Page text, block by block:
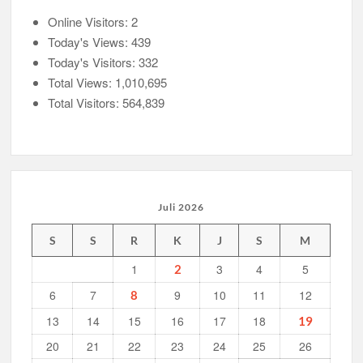
Pramuka yang Lebih Inovatif dan Progresif
Peringanti Momentum Hardiknas, Kwarran Sedati Gelar
Rapat Kerja
Perjuangan
Pramuka
SMK
NU
Sidoarjo
Online Visitors:2
Today's Views:439
Today's Visitors:332
Total Views: 1,010,695
Total Visitors:564,839
Juli 2026
S S R K J S M
1 2 3 4
5
6
7 8 9 10 11
12
13
14 15 16 17 18 19
20 21 22 23 24 25
26